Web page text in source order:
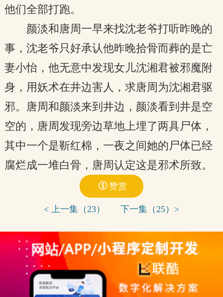
他们全部打跑。
颜淡和唐周一早来找沈老爷打听昨晚的
事，沈老爷只好承认他昨晚拾骨而葬的是亡
妻小怡，他无意中发现女儿沈湘君被邪魔附
身，用妖术在井边害人，求唐周为沈湘君驱
邪。唐周和颜淡来到井边，颜淡看到井是空
空的，唐周发现旁边草地上埋了两具尸体，
其中一个是靳红棉，一夜之间她的尸体已经
腐烂成一堆白骨，唐周认定这是邪术所致。
赞赏
< 上一集（23） 下一集（25）>